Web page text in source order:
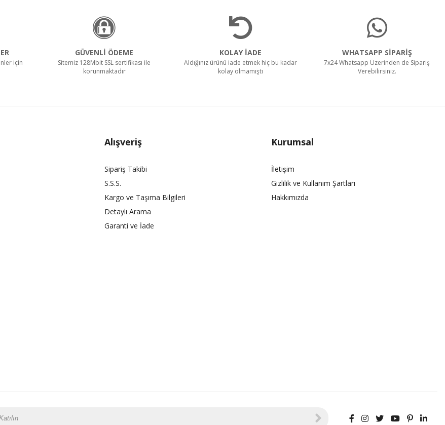
için
GÜVENLİ ÖDEME
Sitemiz 128Mbit SSL sertifikası ile
korunmaktadır
KOLAY İADE
Aldığınız ürünü iade etmek hiç bu kadar
kolay olmamıştı
WHATSAPP SİPARİŞ
7x24 Whatsapp Üzerinden de Sipariş
Verebilirsiniz.
Alışveriş
Sipariş Takibi
S.S.S.
Kargo ve Taşıma Bilgileri
Detaylı Arama
Garanti ve İade
Kurumsal
İletişim
Gizlilik ve Kullanım Şartları
Hakkımızda